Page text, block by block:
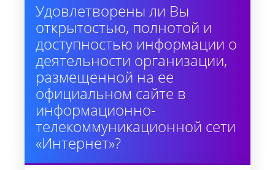
Удовлетворены ли Вы
открытостью, полнотой и
доступностью информации о
деятельности организации,
размещенной на ее
официальном сайте в
информационно-
телекоммуникационной сети
«Интернет»?